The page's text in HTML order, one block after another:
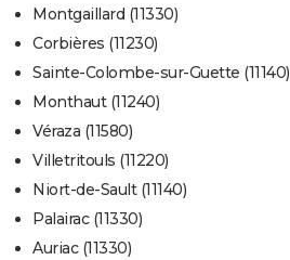
Montgaillard (11330)
Corbières (11230)
Sainte-Colombe-sur-Guette (11140)
Monthaut (11240)
Véraza (11580)
Villetritouls (11220)
Niort-de-Sault (11140)
Palairac (11330)
Auriac (11330)